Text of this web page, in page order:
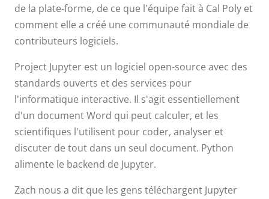
de la plate-forme, de ce que l'équipe fait à Cal Poly et
comment elle a créé une communauté mondiale de
contributeurs logiciels.
Project Jupyter est un logiciel open-source avec des
standards ouverts et des services pour
l'informatique interactive. Il s'agit essentiellement
d'un document Word qui peut calculer, et les
scientifiques l'utilisent pour coder, analyser et
discuter de tout dans un seul document. Python
alimente le backend de Jupyter.
Zach nous a dit que les gens téléchargent Jupyter